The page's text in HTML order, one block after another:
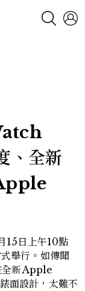
、全新
15日上午10點
舉行。如傳聞
全新Apple
面設計，太難不